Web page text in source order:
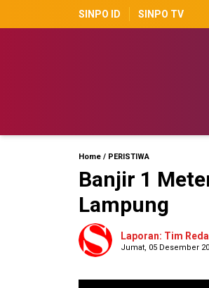
SINPO ID SINPO TV
Home / PERISTIWA
Banjir 1
Lampung
Laporan: Tim
Jumat, 05 Desember